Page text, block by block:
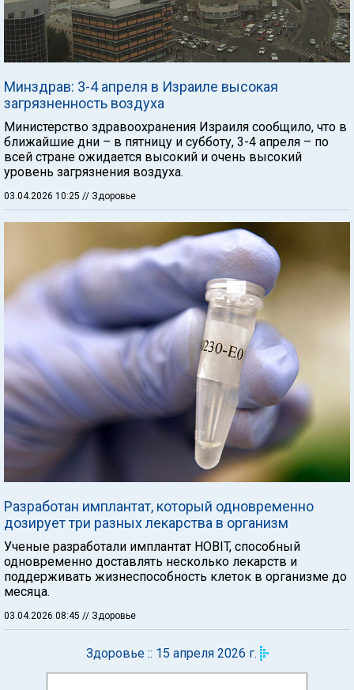
Минздрав: 3-4 апреля в Израиле высокая
загрязненность воздуха
Министерство здравоохранения Израиля сообщило, что в
ближайшие дни – в пятницу и субботу, 3-4 апреля – по
всей стране ожидается высокий и очень высокий
уровень загрязнения воздуха.
03.04.2026 10:25 // Здоровье
Разработан имплантат, который одновременно
дозирует три разных лекарства в организм
Ученые разработали имплантат HOBIT, способный
одновременно доставлять несколько лекарств и
поддерживать жизнеспособность клеток в организме до
месяца.
03.04.2026 08:45 // Здоровье
Здоровье :: 15 апреля 2026 г.